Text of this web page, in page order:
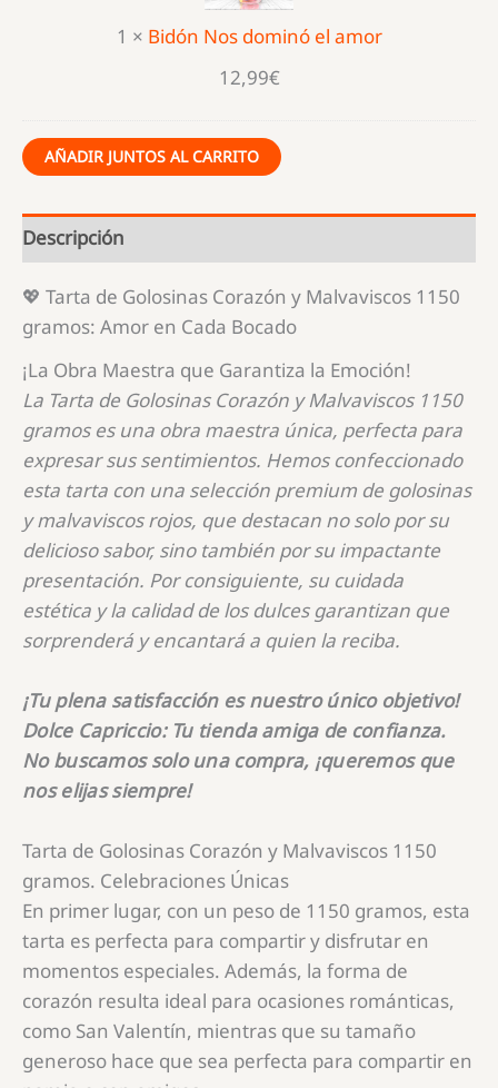
amor
1 × Bidón Nos dominó el amor
12,99€
AÑADIR JUNTOS AL CARRITO
Descripción
💖 Tarta de Golosinas Corazón y Malvaviscos 1150
gramos: Amor en Cada Bocado
¡La Obra Maestra que Garantiza la Emoción!
La Tarta de Golosinas Corazón y Malvaviscos 1150
gramos es una obra maestra única, perfecta para
expresar sus sentimientos. Hemos confeccionado
esta tarta con una selección premium de golosinas
y malvaviscos rojos, que destacan no solo por su
delicioso sabor, sino también por su impactante
presentación. Por consiguiente, su cuidada
estética y la calidad de los dulces garantizan que
sorprenderá y encantará a quien la reciba.
¡Tu plena satisfacción es nuestro único objetivo!
Dolce Capriccio: Tu tienda amiga de confianza.
No buscamos solo una compra, ¡queremos que
nos elijas siempre!
Tarta de Golosinas Corazón y Malvaviscos 1150
gramos. Celebraciones Únicas
En primer lugar, con un peso de 1150 gramos, esta
tarta es perfecta para compartir y disfrutar en
momentos especiales. Además, la forma de
corazón resulta ideal para ocasiones románticas,
como San Valentín, mientras que su tamaño
generoso hace que sea perfecta para compartir en